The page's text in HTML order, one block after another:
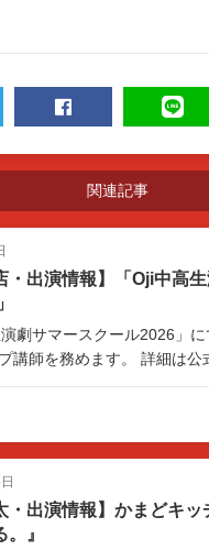
関連記事
・出演情報】「Oji中高
演劇サマースクール2026」
講師を務めます。 詳細は公
・出演情報】かまどキ
』